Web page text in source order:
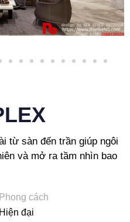
từ sàn đến trần giúp ngôi
và mở ra tầm nhìn bao
Phong cách
Hiện đại